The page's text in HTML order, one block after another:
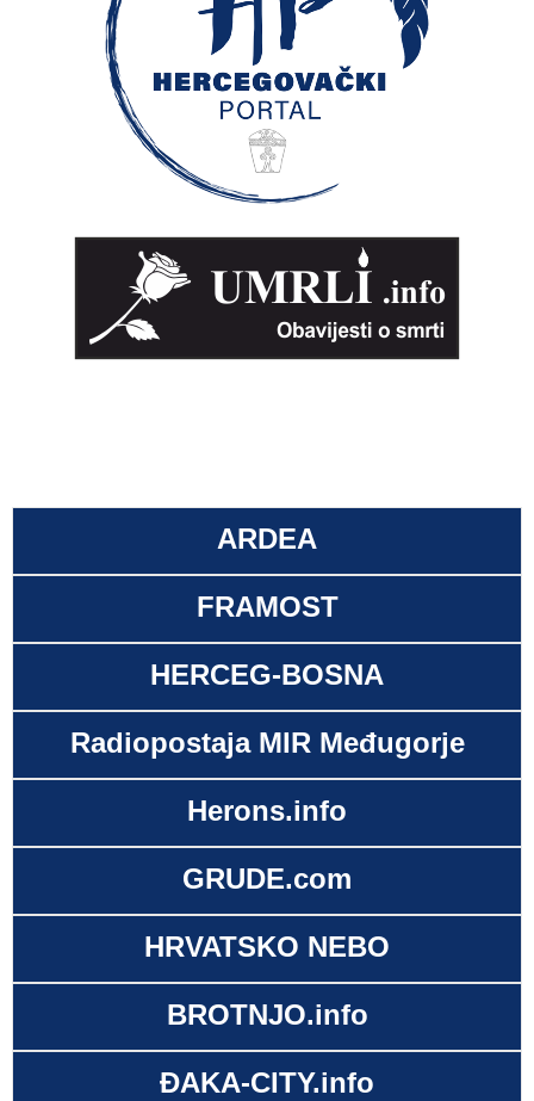
ARDEA
FRAMOST
HERCEG-BOSNA
Radiopostaja MIR Međugorje
Herons.info
GRUDE.com
HRVATSKO NEBO
BROTNJO.info
ĐAKA-CITY.info